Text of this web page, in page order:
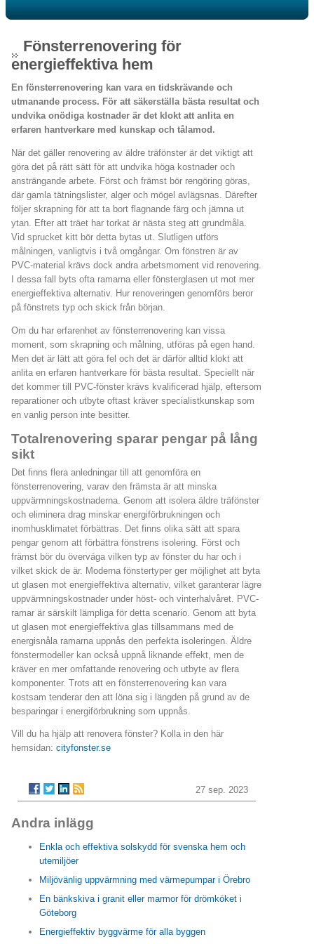
Fönsterrenovering för
energieffektiva hem
En fönsterrenovering kan vara en tidskrävande och
utmanande process. För att säkerställa bästa resultat och
undvika onödiga kostnader är det klokt att anlita en
erfaren hantverkare med kunskap och tålamod.
När det gäller renovering av äldre träfönster är det viktigt att
göra det på rätt sätt för att undvika höga kostnader och
ansträngande arbete. Först och främst bör rengöring göras,
där gamla tätningslister, alger och mögel avlägsnas. Därefter
följer skrapning för att ta bort flagnande färg och jämna ut
ytan. Efter att träet har torkat är nästa steg att grundmåla.
Vid sprucket kitt bör detta bytas ut. Slutligen utförs
målningen, vanligtvis i två omgångar. Om fönstren är av
PVC-material krävs dock andra arbetsmoment vid renovering.
I dessa fall byts ofta ramarna eller fönsterglasen ut mot mer
energieffektiva alternativ. Hur renoveringen genomförs beror
på fönstrets typ och skick från början.
Om du har erfarenhet av fönsterrenovering kan vissa
moment, som skrapning och målning, utföras på egen hand.
Men det är lätt att göra fel och det är därför alltid klokt att
anlita en erfaren hantverkare för bästa resultat. Speciellt när
det kommer till PVC-fönster krävs kvalificerad hjälp, eftersom
reparationer och utbyte oftast kräver specialistkunskap som
en vanlig person inte besitter.
Totalrenovering sparar pengar på lång
sikt
Det finns flera anledningar till att genomföra en
fönsterrenovering, varav den främsta är att minska
uppvärmningskostnaderna. Genom att isolera äldre träfönster
och eliminera drag minskar energiförbrukningen och
inomhusklimatet förbättras. Det finns olika sätt att spara
pengar genom att förbättra fönstrens isolering. Först och
främst bör du överväga vilken typ av fönster du har och i
vilket skick de är. Moderna fönstertyper ger möjlighet att byta
ut glasen mot energieffektiva alternativ, vilket garanterar lägre
uppvärmningskostnader under höst- och vinterhalvåret. PVC-
ramar är särskilt lämpliga för detta scenario. Genom att byta
ut glasen mot energieffektiva glas tillsammans med de
energisnåla ramarna uppnås den perfekta isoleringen. Äldre
fönstermodeller kan också uppnå liknande effekt, men de
kräver en mer omfattande renovering och utbyte av flera
komponenter. Trots att en fönsterrenovering kan vara
kostsam tenderar den att löna sig i längden på grund av de
besparingar i energiförbrukning som uppnås.
Vill du ha hjälp att renovera fönster? Kolla in den här
hemsidan: cityfonster.se
27 sep. 2023
Andra inlägg
Enkla och effektiva solskydd för svenska hem och
utemiljöer
Miljövänlig uppvärmning med värmepumpar i Örebro
En bänkskiva i granit eller marmor för drömköket i
Göteborg
Energieffektiv byggvärme för alla byggen